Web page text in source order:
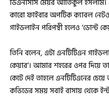
ডিএনসিসি মেয়র আতিকুল ইসলাম।
কারো ফাইবার অপটিক ক্যাবল
গাইডলাইন পরিপন্থী হলেও ‘ডোন্ট
তিনি বলেন, এটা এনটিটিএন
কেয়ার’। আমার শহরের ওপর দিয়ে
কেটে দেই তাহলে এনটিটিএনের
কভিডের সময় সবাই বাসায় থেকে